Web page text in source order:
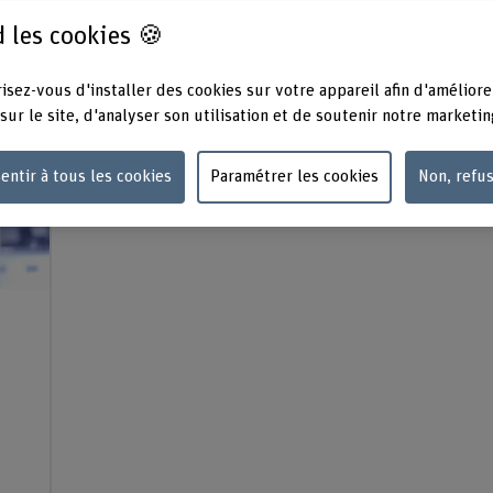
les cookies 🍪
vous d'installer des cookies sur votre appareil afin
le site, d'analyser son utilisation et de soutenir notre
à tous les cookies Paramétrer les cookies Non,